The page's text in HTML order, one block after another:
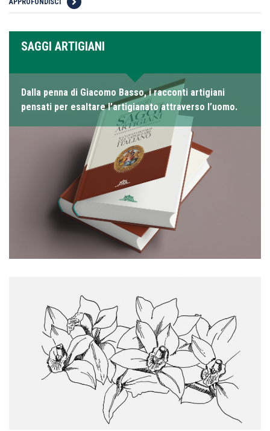
SAGGI ARTIGIANI
Dalla penna di Giacomo Basso, i racconti artigiani
pensati per esaltare l’artigianato attraverso l’uomo.